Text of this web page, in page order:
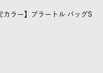
カラー】プラートル バッグS